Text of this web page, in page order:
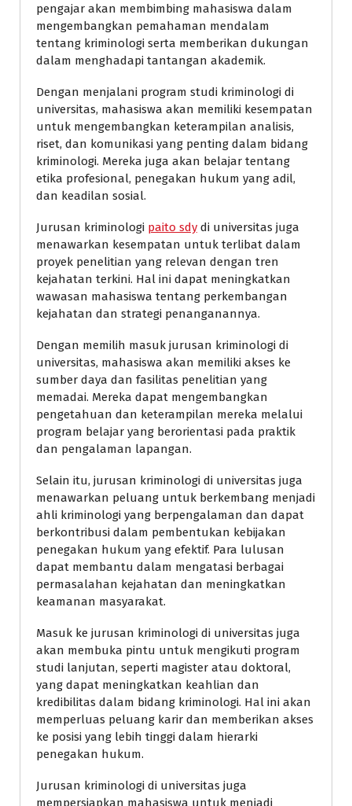
pengajar akan membimbing mahasiswa dalam
mengembangkan pemahaman mendalam
tentang kriminologi serta memberikan dukungan
dalam menghadapi tantangan akademik.
Dengan menjalani program studi kriminologi di
universitas, mahasiswa akan memiliki kesempatan
untuk mengembangkan keterampilan analisis,
riset, dan komunikasi yang penting dalam bidang
kriminologi. Mereka juga akan belajar tentang
etika profesional, penegakan hukum yang adil,
dan keadilan sosial.
Jurusan kriminologi paito sdy di universitas juga
menawarkan kesempatan untuk terlibat dalam
proyek penelitian yang relevan dengan tren
kejahatan terkini. Hal ini dapat meningkatkan
wawasan mahasiswa tentang perkembangan
kejahatan dan strategi penanganannya.
Dengan memilih masuk jurusan kriminologi di
universitas, mahasiswa akan memiliki akses ke
sumber daya dan fasilitas penelitian yang
memadai. Mereka dapat mengembangkan
pengetahuan dan keterampilan mereka melalui
program belajar yang berorientasi pada praktik
dan pengalaman lapangan.
Selain itu, jurusan kriminologi di universitas juga
menawarkan peluang untuk berkembang menjadi
ahli kriminologi yang berpengalaman dan dapat
berkontribusi dalam pembentukan kebijakan
penegakan hukum yang efektif. Para lulusan
dapat membantu dalam mengatasi berbagai
permasalahan kejahatan dan meningkatkan
keamanan masyarakat.
Masuk ke jurusan kriminologi di universitas juga
akan membuka pintu untuk mengikuti program
studi lanjutan, seperti magister atau doktoral,
yang dapat meningkatkan keahlian dan
kredibilitas dalam bidang kriminologi. Hal ini akan
memperluas peluang karir dan memberikan akses
ke posisi yang lebih tinggi dalam hierarki
penegakan hukum.
Jurusan kriminologi di universitas juga
mempersiapkan mahasiswa untuk menjadi